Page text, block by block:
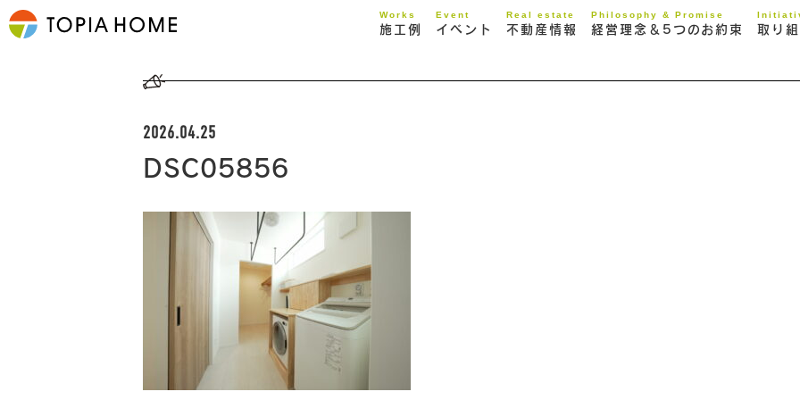
Works
施工例
Event
イベント
Real estate
不動産情報
Philosophy & Promise
経営理念＆5つのお約束 取り
2026.04.25
DSC05856